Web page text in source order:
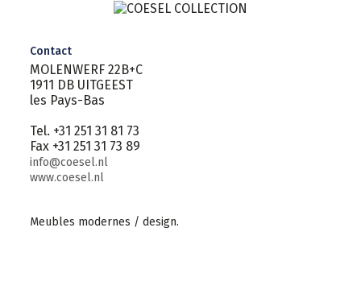
Contact
MOLENWERF 22B+C
1911 DB UITGEEST
les Pays-Bas
Tel. +31 251 31 81 73
Fax +31 251 31 73 89
info@coesel.nl
www.coesel.nl
Meubles modernes / design.